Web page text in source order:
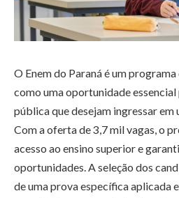
O Enem do Paraná é um
como uma oportunidade
pública que desejam ingressar em
Com a oferta de 3,7 mil vagas, o
acesso ao ensino superior e
oportunidades. A seleção dos
de uma prova específica aplicada